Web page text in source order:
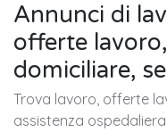
Arezzo
Annunci di
offerte
domiciliare,
Trova lavoro, offerte
assistenza